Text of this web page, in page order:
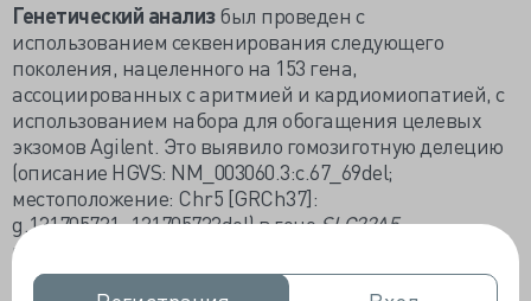
Генетический анализбыл проведен с
использованием секвенирования следующего
поколения, нацеленного на 153 гена,
ассоциированных с аритмией и кардиомиопатией, с
использованием набора для обогащения целевых
экзомов Agilent. Это выявило гомозиготную делецию
(описание HGVS: NM_003060.3:c.67_69del;
местоположение: Chr5 [GRCh37]:
g.131705731_131705733del) в генеSLC22A5,
приводящую к делеции внутри рамки считывания p.
(Phe23del) в белке OCTN2. Вместе с уровнем